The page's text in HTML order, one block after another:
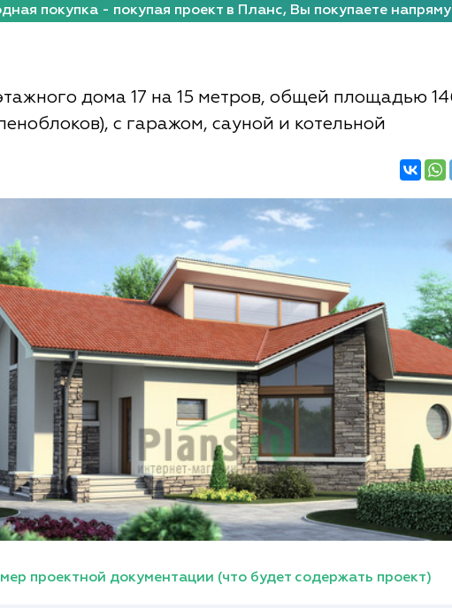
покупка - покупая проект в Планс, Вы покупаете
дома 17 на 15 метров, общей площадью
с гаражом, сауной и котельной
проектной документации (что будет содержать проект)